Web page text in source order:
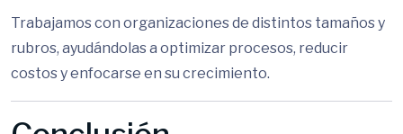
Trabajamos con organizaciones de distintos tamaños y
rubros, ayudándolas a optimizar procesos, reducir
costos y enfocarse en su crecimiento.